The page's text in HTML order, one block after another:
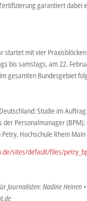
garantiert dabei
startet mit vier
bis samstags, am 22.
gesamten Bundesgebiet
Studie im Auftrag
der Personalmanager
Hochschule Rhein Main
sites/default/files/
Journalisten: Nadine Heinen •